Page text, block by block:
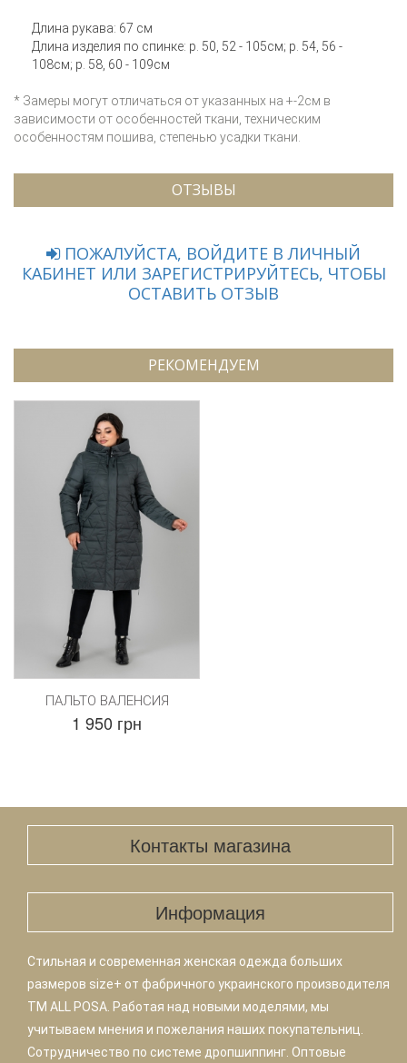
Длина рукава: 67 см
Длина изделия по спинке: р. 50, 52 - 105см; р. 54, 56 -
108см; р. 58, 60 - 109см
* Замеры могут отличаться от указанных на +-2см в
зависимости от особенностей ткани, техническим
особенностям пошива, степенью усадки ткани.
ОТЗЫВЫ
ПОЖАЛУЙСТА, ВОЙДИТЕ В ЛИЧНЫЙ
КАБИНЕТ ИЛИ ЗАРЕГИСТРИРУЙТЕСЬ, ЧТОБЫ
ОСТАВИТЬ ОТЗЫВ
РЕКОМЕНДУЕМ
ПАЛЬТО ВАЛЕНСИЯ
1 950 грн
Контакты магазина
Информация
Стильная и современная женская одежда больших
размеров size+ от фабричного украинского производителя
TM ALL POSA. Работая над новыми моделями, мы
учитываем мнения и пожелания наших покупательниц.
Сотрудничество по системе дропшиппинг. Оптовые